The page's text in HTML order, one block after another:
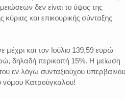
δεν είναι το ύψος της
κύριας και επικουρικής σύνταξης
και τον Ιούλιο 139,59 ευρώ
δηλαδή περικοπή 15%. Η μείωση
εν λόγω συνταξιούχου
νόμου Κατρούγκαλου!